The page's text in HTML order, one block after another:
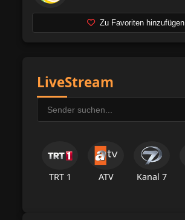
Zu Favoriten hinzufügen
LiveStream
TRT 1 ATV Kanal 7